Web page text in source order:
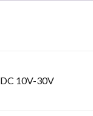
DC 10V-30V